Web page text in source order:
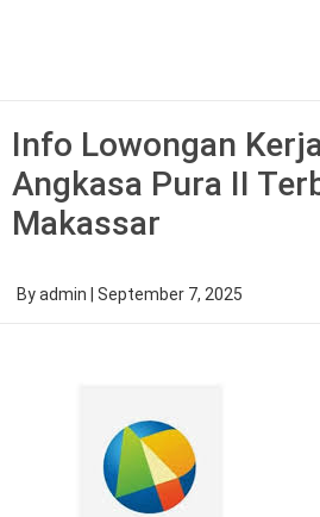
Info Lowongan
Angkasa Pura II
Makassar
Byadmin September 7, 2025